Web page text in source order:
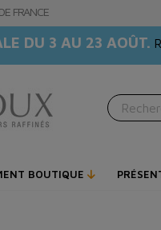
FRANCE
DU 3 AU 23 AOÛT.
BOUTIQUE